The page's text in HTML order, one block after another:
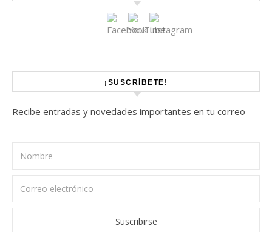
¡SUSCRÍBETE!
Recibe entradas y novedades importantes en tu correo